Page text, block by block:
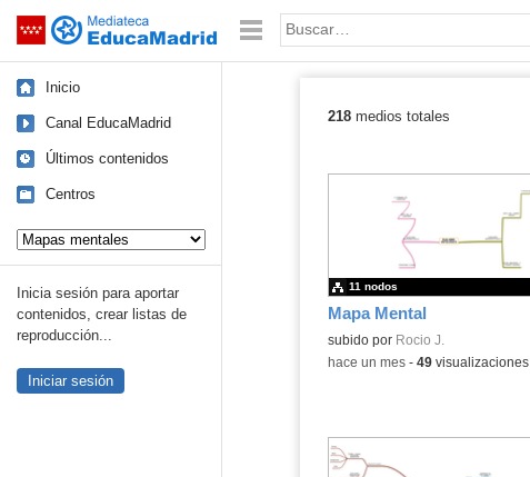
Saltar navegación Palabra o frase:
Inicio
Canal EducaMadrid
Últimos contenidos
Centros
Inicia sesión para aportar
contenidos, crear listas de
reproducción...
Iniciar sesión
218medios totales
Mapa Mental
subido por Rocio J.
11 nodos
-hace un mes- 49visualizaciones